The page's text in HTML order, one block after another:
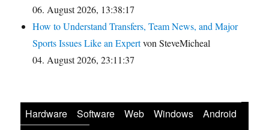
06. August 2026, 13:38:17
How to Understand Transfers, Team News, and Major
Sports Issues Like an Expertvon SteveMicheal
04. August 2026, 23:11:37
Hardware Software Web Windows
Android